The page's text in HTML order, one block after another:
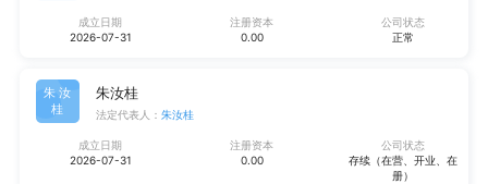
成立日期
2026-07-31
注册资本
0.00
公司状态
正常
朱汝
桂
朱汝桂
法定代表人： 朱汝桂
成立日期
2026-07-31
注册资本
0.00
公司状态
存续（在营、开业、在
册）